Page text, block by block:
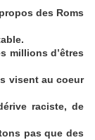
des Roms
millions d’êtres
visent au coeur
raciste, de
pas que des